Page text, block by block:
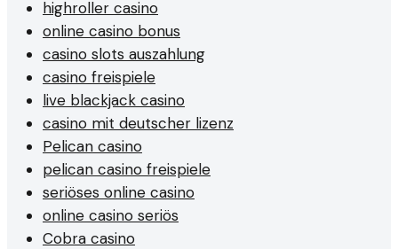
highroller casino
online casino bonus
casino slots auszahlung
casino freispiele
live blackjack casino
casino mit deutscher lizenz
Pelican casino
pelican casino freispiele
seriöses online casino
online casino seriös
Cobra casino